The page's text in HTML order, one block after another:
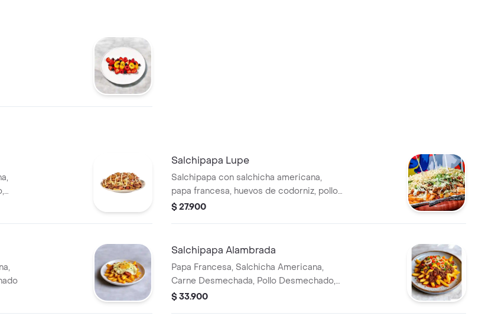
Salchipapa Lupe
Salchipapa con salchicha americana,
papa francesa, huevos de codorniz, pollo
desmechado, maíz desgranado, carne al
$ 27.900
Salchipapa Alambrada
Papa Francesa, Salchicha Americana,
Carne Desmechada, Pollo Desmechado,
Carne Molida, Tocineta, Queso, Cebolla Y
$ 33.900